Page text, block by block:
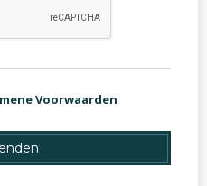
Voorwaarden